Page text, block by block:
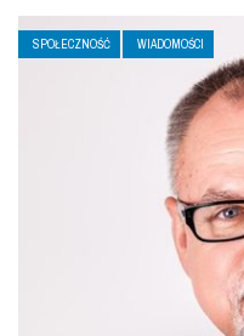
SPOŁECZNOŚĆ WIADOMOŚCI